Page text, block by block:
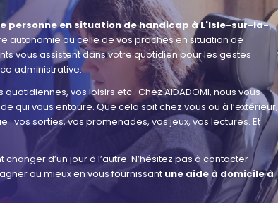
personne en situation de handicap à L'Isle-sur-la-
autonomie ou celle de vos proches en situation de
vous assistent dans votre quotidien pour les gestes
administrative.
vos loisirs etc.. Chez AIDADOMI, nous vous
qui vous entoure. Que cela soit chez vous ou à l’extérieur,
vos sorties, vos promenades, vos jeux, vos lectures. Et
d’un jour à l’autre. N’hésitez pas à contacter
au mieux en vous fournissant une aide à domicile à